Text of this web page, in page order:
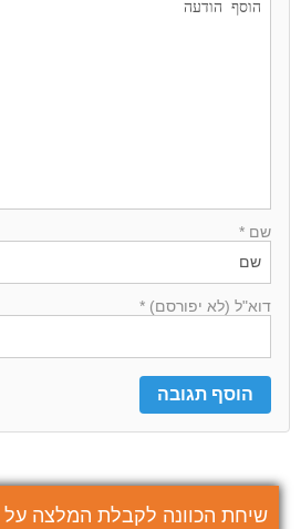
שם *
דוא"ל (לא יפורסם) *
שיחת הכוונה לקבלת המלצה על